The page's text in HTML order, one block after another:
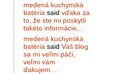
medená kuchynská
batéria said vďaka za
to, že ste mi poskytli
takéto informácie,...
medená kuchynská
batéria said Váš blog
sa mi veľmi páči,
veľmi vám
ďakujem....